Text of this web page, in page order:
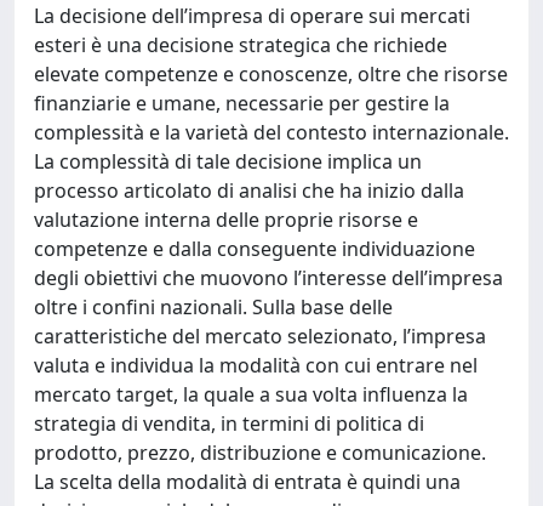
La decisione dell’impresa di operare sui mercati
esteri è una decisione strategica che richiede
elevate competenze e conoscenze, oltre che risorse
finanziarie e umane, necessarie per gestire la
complessità e la varietà del contesto internazionale.
La complessità di tale decisione implica un
processo articolato di analisi che ha inizio dalla
valutazione interna delle proprie risorse e
competenze e dalla conseguente individuazione
degli obiettivi che muovono l’interesse dell’impresa
oltre i confini nazionali. Sulla base delle
caratteristiche del mercato selezionato, l’impresa
valuta e individua la modalità con cui entrare nel
mercato target, la quale a sua volta influenza la
strategia di vendita, in termini di politica di
prodotto, prezzo, distribuzione e comunicazione.
La scelta della modalità di entrata è quindi una